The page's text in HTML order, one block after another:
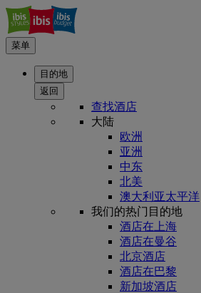
菜单
目的地
返回
查找酒店
大陆
欧洲
亚洲
中东
北美
澳大利亚太平洋
我们的热门目的地
酒店在上海
酒店在曼谷
北京酒店
酒店在巴黎
新加坡酒店